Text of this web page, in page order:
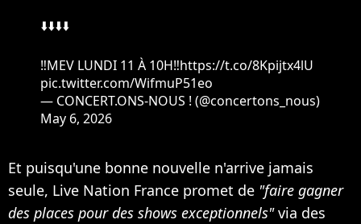
⬇️⬇️⬇️⬇️
‼️MEV LUNDI 11 À 10H‼️https://t.co/8Kpijtx4lU
pic.twitter.com/WifmuP51eo
— CONCERT.ONS-NOUS ! (@concertons_nous)
May 6, 2026
Et puisqu'une bonne nouvelle n'arrive jamais
seule, Live Nation France promet de "faire gagner
des places pour des shows exceptionnels"via des